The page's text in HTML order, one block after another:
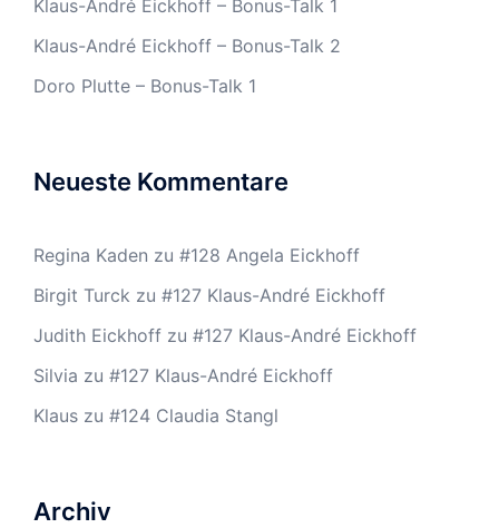
Klaus-André Eickhoff – Bonus-Talk 1
Klaus-André Eickhoff – Bonus-Talk 2
Doro Plutte – Bonus-Talk 1
Neueste Kommentare
Regina Kaden zu #128 Angela Eickhoff
Birgit Turck zu #127 Klaus-André Eickhoff
Judith Eickhoff zu #127 Klaus-André Eickhoff
Silvia zu #127 Klaus-André Eickhoff
Klaus zu #124 Claudia Stangl
Archiv